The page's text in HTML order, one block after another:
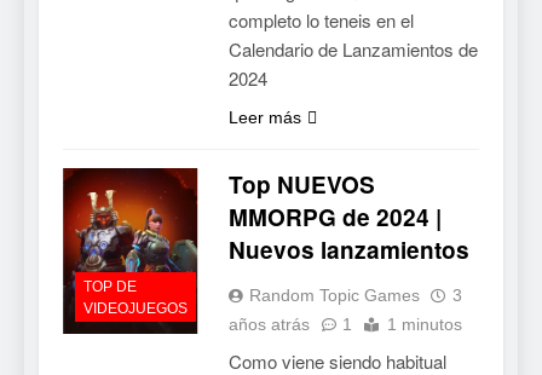
completo lo teneis en el
Calendario de Lanzamientos de
2024
Leer más
TOP DE
VIDEOJUEGOS
Top NUEVOS
MMORPG de 2024 |
Nuevos lanzamientos
Random Topic Games
3
años atrás
1 1 minutos
Como viene siendo habitual